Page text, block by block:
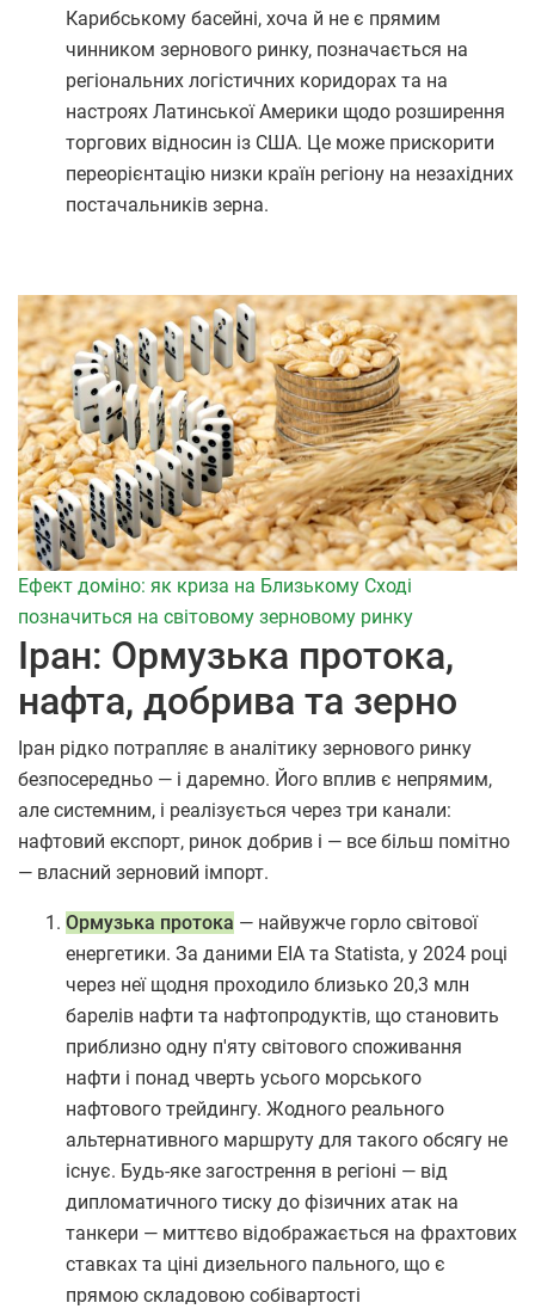
Карибському басейні, хоча й не є прямим
чинником зернового ринку, позначається на
регіональних логістичних коридорах та на
настроях Латинської Америки щодо розширення
торгових відносин із США. Це може прискорити
переорієнтацію низки країн регіону на незахідних
постачальників зерна.
Ефект доміно: як криза на Близькому Сході
позначиться на світовому зерновому ринку
Іран: Ормузька протока,
нафта, добрива та зерно
Іран рідко потрапляє в аналітику зернового ринку
безпосередньо — і даремно. Його вплив є непрямим,
але системним, і реалізується через три канали:
нафтовий експорт, ринок добрив і — все більш помітно
— власний зерновий імпорт.
Ормузька протока — найвужче горло світової
енергетики. За даними EIA та Statista, у 2024 році
через неї щодня проходило близько 20,3 млн
барелів нафти та нафтопродуктів, що становить
приблизно одну п'яту світового споживання
нафти і понад чверть усього морського
нафтового трейдингу. Жодного реального
альтернативного маршруту для такого обсягу не
існує. Будь-яке загострення в регіоні — від
дипломатичного тиску до фізичних атак на
танкери — миттєво відображається на фрахтових
ставках та ціні дизельного пального, що є
прямою складовою собівартості